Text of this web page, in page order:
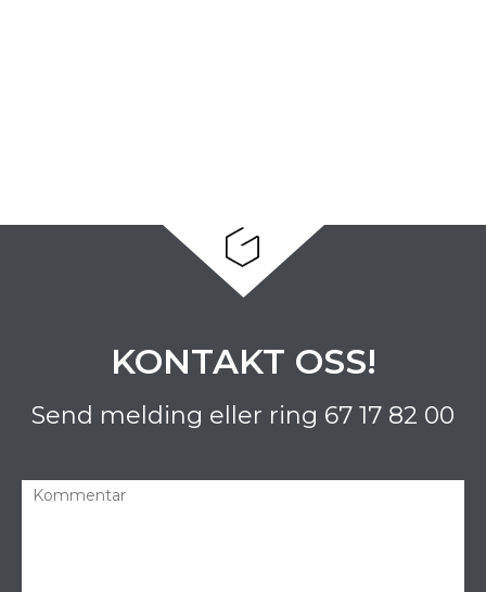
KONTAKT OSS!
Send melding eller ring 67 17 82 00